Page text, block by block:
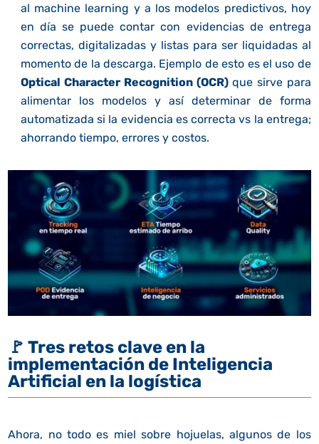
al machine learning y a los modelos predictivos, hoy
en día se puede contar con evidencias de entrega
correctas, digitalizadas y listas para ser liquidadas al
momento de la descarga. Ejemplo de esto es el uso de
Optical Character Recognition (OCR) que sirve para
alimentar los modelos y así determinar de forma
automatizada si la evidencia es correcta vs la entrega;
ahorrando tiempo, errores y costos.
🚩Tres retos clave en la
implementación de Inteligencia
Artificial en la logística
Ahora, no todo es miel sobre hojuelas, algunos de los